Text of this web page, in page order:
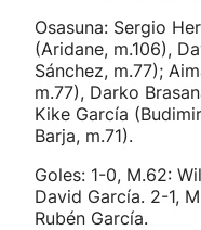
Osasuna: Sergio
(Aridane, m.106),
Sánchez, m.77);
m.77), Darko
Kike García
Barja, m.71).
Goles: 1-0, M.62:
David García. 2-1,
Rubén García.